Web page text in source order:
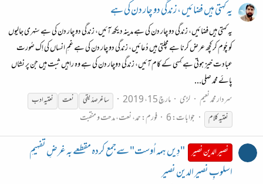
یہ کہتی ہیں فضائیں ، زندگی دو چار دن کی ہے
یہ کہتی ہیں فضائیں، زندگی دو چار دن کی ہے مدینہ دیکھ آئیں، زندگی دو چار دن کی ہے سنہری جالیوں
کو چُوم کر کچھ عرض کرنا ہے مچلتی ہیں دُعائیں، زندگی دو چار دن کی ہے غمِ انساں کی اِک صُورت
عبادت خیز ہوتی ہے کِسی کے کام آئیں، زندگی دوچار دن کی ہے وہ راہیں ثبت ہیں جن پر نشاں
پائے محمد صلی...
سردار محمد نعیم لڑی مارچ 15، 2019 ساغر صدّیقی نعت نعتیہادب
نعتیہکلام جوابات: 6 فورم:حمد، نعت، مدحت و منقبت
نصیر الدین نصیر "دِیں ہمہ اُوست" سےجمع کردہ مقطعے بہ غرضِ تفہیمِ
اسلوبِ نصیر الدین نصیر